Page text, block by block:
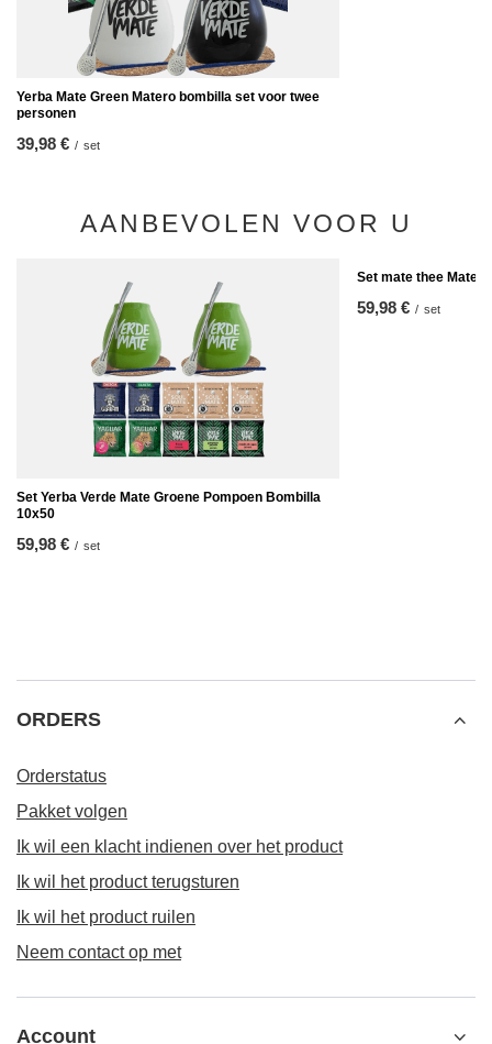
Yerba Mate Green Matero bombilla set voor twee
personen
39,98 € / set
AANBEVOLEN VOOR U
Set Yerba Verde Mate Groene Pompoen Bombilla
10x50
59,98 € / set
Set mate thee Mate
59,98 € / set
ORDERS
Orderstatus
Pakket volgen
Ik wil een klacht indienen over het product
Ik wil het product terugsturen
Ik wil het product ruilen
Neem contact op met
Account